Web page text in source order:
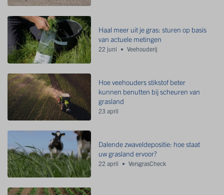
Haal meer uit je gras: sturen op basis
van actuele metingen
22 juni Veehouderij
Hoe veehouders stikstof beter
kunnen benutten bij scheuren van
grasland
23 april
Dalende zwaveldepositie: hoe staat
uw grasland ervoor?
22 april VersgrasCheck